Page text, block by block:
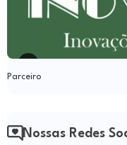
Parceiro
Nossas Redes